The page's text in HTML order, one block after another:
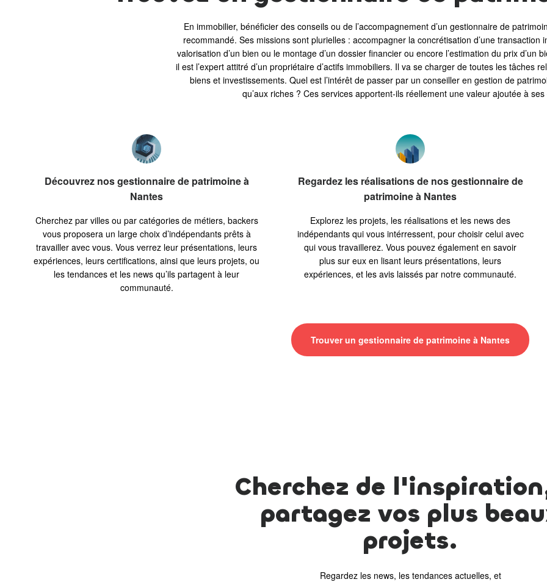
En immobilier, bénéficier des conseils ou de l’accompagnement d’un gestionnaire de
recommandé. Ses missions sont plurielles : accompagner la concrétisation d’une transaction
valorisation d’un bien ou le montage d’un dossier financier ou encore l’estimation du prix d’un
il est l’expert attitré d’un propriétaire d’actifs immobiliers. Il va se charger de toutes les tâches
biens et investissements. Quel est l’intérêt de passer par un conseiller en gestion de
qu’aux riches ? Ces services apportent-ils réellement une valeur ajoutée à ses
Découvrez nos gestionnaire de patrimoine à
Nantes
Cherchez par villes ou par catégories de métiers, backers
vous proposera un large choix d’indépendants prêts à
travailler avec vous. Vous verrez leur présentations, leurs
expériences, leurs certifications, ainsi que leurs projets, ou
les tendances et les news qu’ils partagent à leur
communauté.
Regardez les réalisations de nos gestionnaire de
patrimoine à Nantes
Explorez les projets, les réalisations et les news des
indépendants qui vous intérressent, pour choisir celui avec
qui vous travaillerez. Vous pouvez également en savoir
plus sur eux en lisant leurs présentations, leurs
expériences, et les avis laissés par notre communauté.
Trouver un gestionnaire de patrimoine à Nantes
Cherchez de
partagez vos plus
projets.
Regardez les news, les tendances actuelles, et